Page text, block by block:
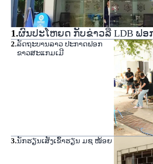
1.ຜົນປະໂຫຍດ ກັບຂ່າວລື LDB ຟອ
2.ລັດຖະບານລາວ ປະກາດຟອກ
ຂາວສະແກມເມີ
3.ນັກຮຽນເສັງເຂົ້າຮຽນ ມຊ ໜ້ອຍ